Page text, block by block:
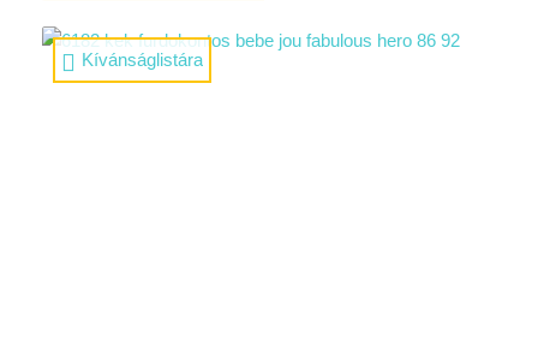
Kívánságlistára